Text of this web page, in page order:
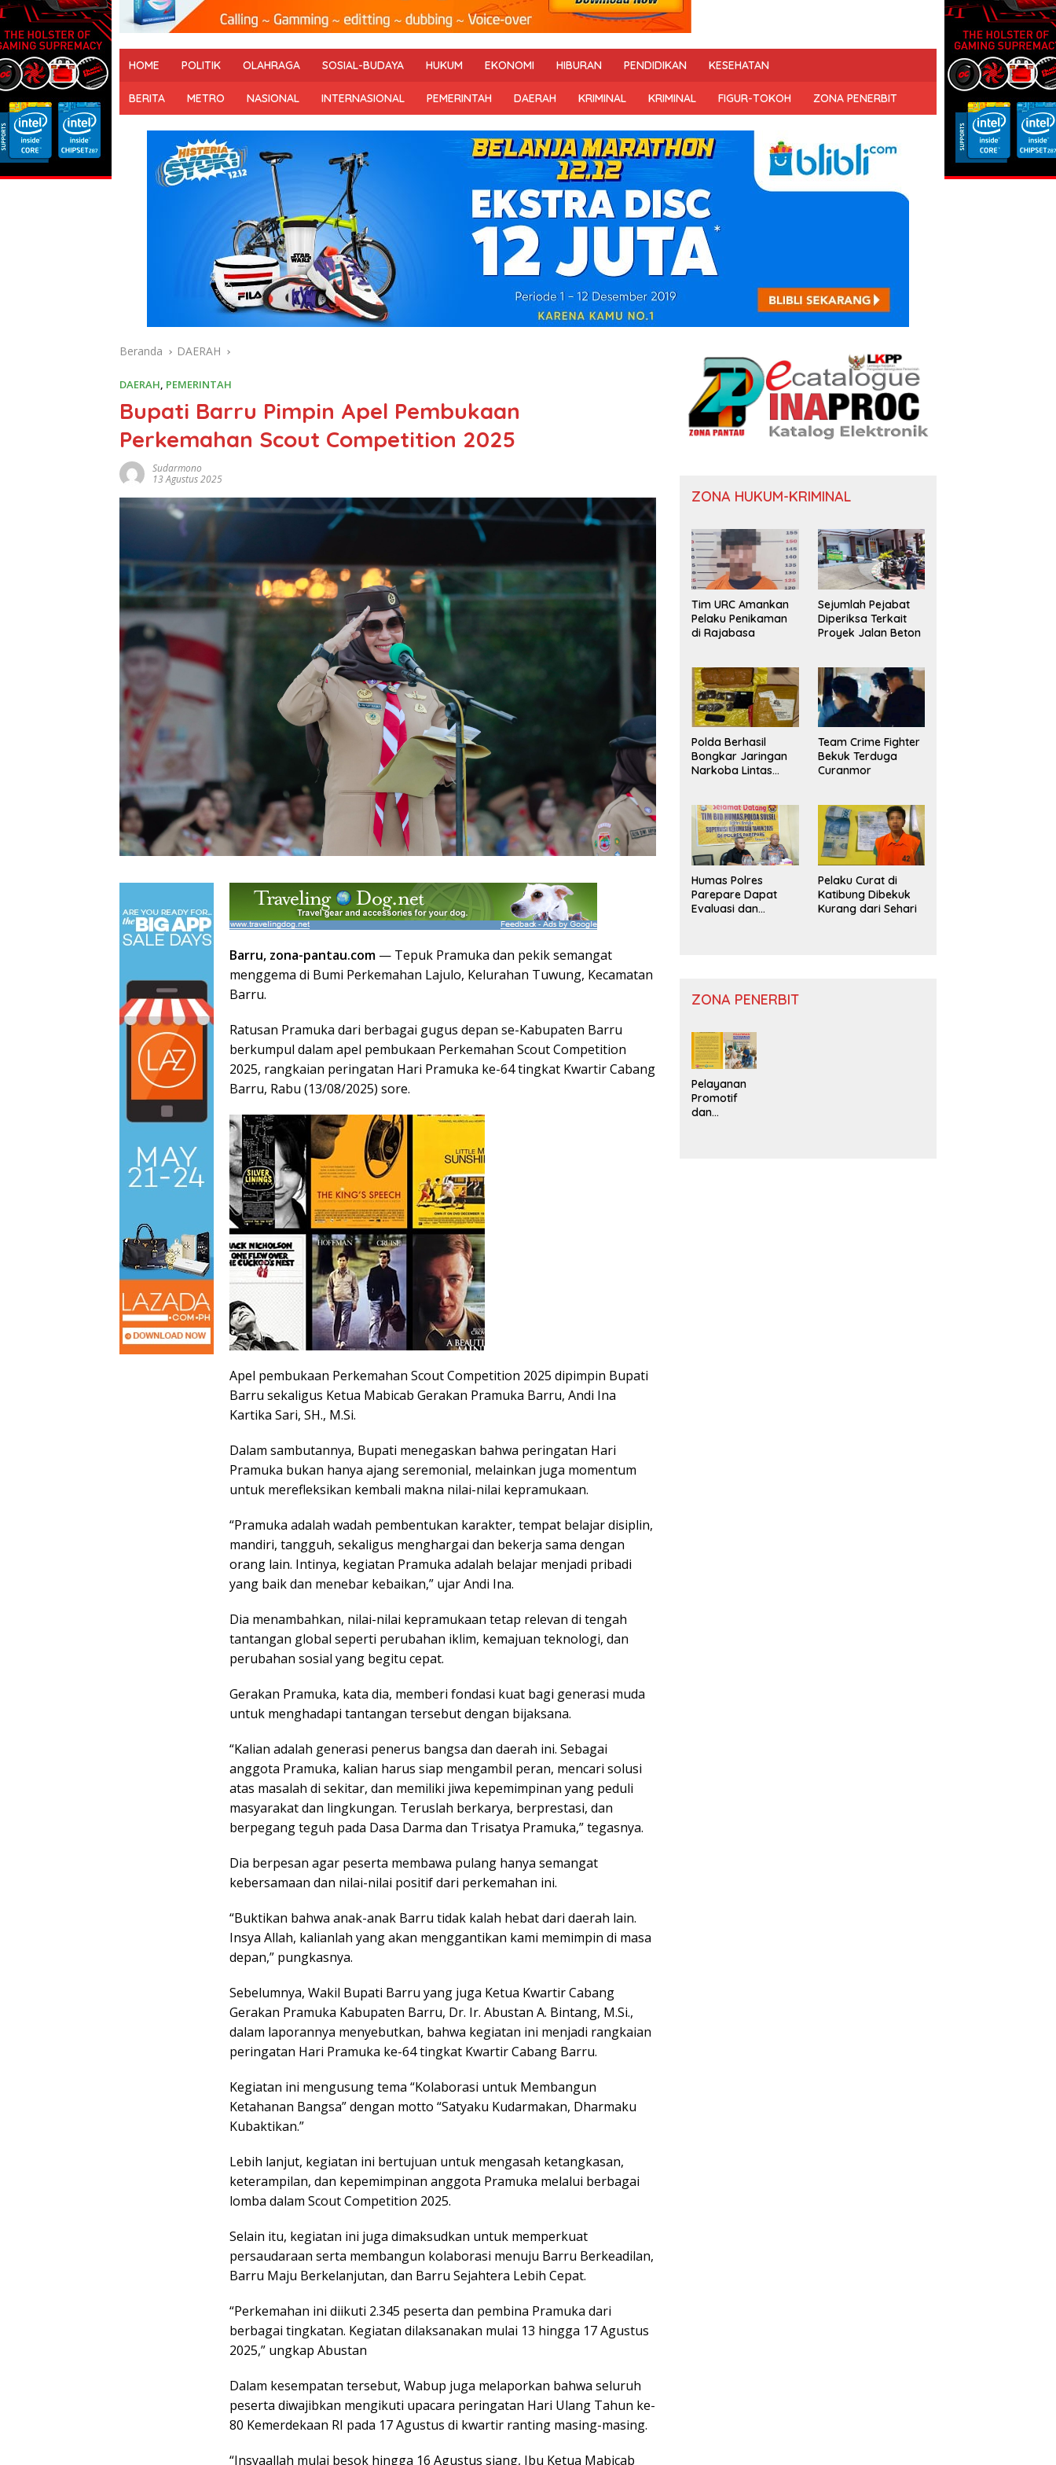
HOME POLITIK OLAHRAGA SOSIAL-BUDAYA HUKUM EKONOMI HIBURAN PENDIDIKAN KESEHATAN
BERITA METRO NASIONAL INTERNASIONAL PEMERINTAH DAERAH KRIMINAL KRIMINAL FIGUR-TOKOH ZONA PENERBIT
Beranda DAERAH
DAERAH, PEMERINTAH
Bupati Barru Pimpin Apel Pembukaan
Perkemahan Scout Competition 2025
Sudarmono
13 Agustus 2025
Barru, zona-pantau.com — Tepuk Pramuka dan pekik semangat
menggema di Bumi Perkemahan Lajulo, Kelurahan Tuwung, Kecamatan
Barru.
Ratusan Pramuka dari berbagai gugus depan se-Kabupaten Barru
berkumpul dalam apel pembukaan Perkemahan Scout Competition
2025, rangkaian peringatan Hari Pramuka ke-64 tingkat Kwartir Cabang
Barru, Rabu (13/08/2025) sore.
Apel pembukaan Perkemahan Scout Competition 2025 dipimpin Bupati
Barru sekaligus Ketua Mabicab Gerakan Pramuka Barru, Andi Ina
Kartika Sari, SH., M.Si.
Dalam sambutannya, Bupati menegaskan bahwa peringatan Hari
Pramuka bukan hanya ajang seremonial, melainkan juga momentum
untuk merefleksikan kembali makna nilai-nilai kepramukaan.
“Pramuka adalah wadah pembentukan karakter, tempat belajar disiplin,
mandiri, tangguh, sekaligus menghargai dan bekerja sama dengan
orang lain. Intinya, kegiatan Pramuka adalah belajar menjadi pribadi
yang baik dan menebar kebaikan,” ujar Andi Ina.
Dia menambahkan, nilai-nilai kepramukaan tetap relevan di tengah
tantangan global seperti perubahan iklim, kemajuan teknologi, dan
perubahan sosial yang begitu cepat.
Gerakan Pramuka, kata dia, memberi fondasi kuat bagi generasi muda
untuk menghadapi tantangan tersebut dengan bijaksana.
“Kalian adalah generasi penerus bangsa dan daerah ini. Sebagai
anggota Pramuka, kalian harus siap mengambil peran, mencari solusi
atas masalah di sekitar, dan memiliki jiwa kepemimpinan yang peduli
masyarakat dan lingkungan. Teruslah berkarya, berprestasi, dan
berpegang teguh pada Dasa Darma dan Trisatya Pramuka,” tegasnya.
Dia berpesan agar peserta membawa pulang hanya semangat
kebersamaan dan nilai-nilai positif dari perkemahan ini.
“Buktikan bahwa anak-anak Barru tidak kalah hebat dari daerah lain.
Insya Allah, kalianlah yang akan menggantikan kami memimpin di masa
depan,” pungkasnya.
Sebelumnya, Wakil Bupati Barru yang juga Ketua Kwartir Cabang
Gerakan Pramuka Kabupaten Barru, Dr. Ir. Abustan A. Bintang, M.Si.,
dalam laporannya menyebutkan, bahwa kegiatan ini menjadi rangkaian
peringatan Hari Pramuka ke-64 tingkat Kwartir Cabang Barru.
Kegiatan ini mengusung tema “Kolaborasi untuk Membangun
Ketahanan Bangsa” dengan motto “Satyaku Kudarmakan, Dharmaku
Kubaktikan.”
Lebih lanjut, kegiatan ini bertujuan untuk mengasah ketangkasan,
keterampilan, dan kepemimpinan anggota Pramuka melalui berbagai
lomba dalam Scout Competition 2025.
Selain itu, kegiatan ini juga dimaksudkan untuk memperkuat
persaudaraan serta membangun kolaborasi menuju Barru Berkeadilan,
Barru Maju Berkelanjutan, dan Barru Sejahtera Lebih Cepat.
“Perkemahan ini diikuti 2.345 peserta dan pembina Pramuka dari
berbagai tingkatan. Kegiatan dilaksanakan mulai 13 hingga 17 Agustus
2025,” ungkap Abustan
Dalam kesempatan tersebut, Wabup juga melaporkan bahwa seluruh
peserta diwajibkan mengikuti upacara peringatan Hari Ulang Tahun ke-
80 Kemerdekaan RI pada 17 Agustus di kwartir ranting masing-masing.
“Insyaallah mulai besok hingga 16 Agustus siang, Ibu Ketua Mabicab
ZONA HUKUM-KRIMINAL
Tim URC Amankan
Pelaku Penikaman
di Rajabasa
Sejumlah Pejabat
Diperiksa Terkait
Proyek Jalan Beton
Polda Berhasil
Bongkar Jaringan
Narkoba Lintas
Team Crime Fighter
Bekuk Terduga
Curanmor
Humas Polres
Parepare Dapat
Evaluasi dan
Pelaku Curat di
Katibung Dibekuk
Kurang dari Sehari
ZONA PENERBIT
Pelayanan
Promotif
dan